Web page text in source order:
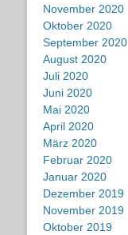
November 2020
Oktober 2020
September 2020
August 2020
Juli 2020
Juni 2020
Mai 2020
April 2020
März 2020
Februar 2020
Januar 2020
Dezember 2019
November 2019
Oktober 2019